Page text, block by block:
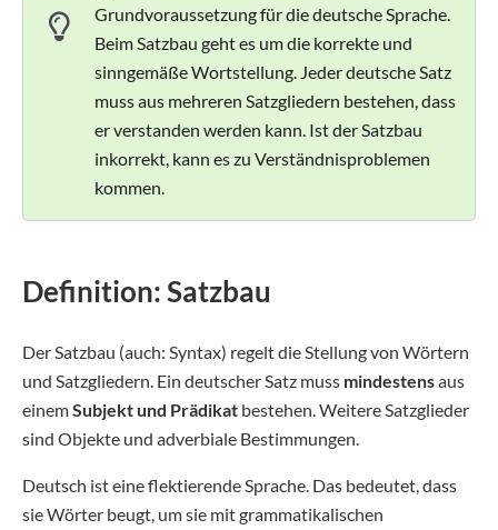
Grundvoraussetzung für die deutsche Sprache.
Beim Satzbau geht es um die korrekte und
sinngemäße Wortstellung. Jeder deutsche Satz
muss aus mehreren Satzgliedern bestehen, dass
er verstanden werden kann. Ist der Satzbau
inkorrekt, kann es zu Verständnisproblemen
kommen.
Definition: Satzbau
Der Satzbau (auch: Syntax) regelt die Stellung von Wörtern
und Satzgliedern. Ein deutscher Satz muss mindestensaus
einemSubjekt und Prädikat bestehen. Weitere Satzglieder
sind Objekte und adverbiale Bestimmungen.
Deutsch ist eine flektierende Sprache. Das bedeutet, dass
sie Wörter beugt, um sie mit grammatikalischen